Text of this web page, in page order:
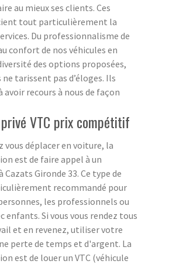
au mieux ses clients. Ces
tout particulièrement la
Du professionnalisme de
confort de nos véhicules en
des options proposées,
tarissent pas d’éloges. Ils
avoir recours à nous de façon
VTC prix compétitif
vous déplacer en voiture, la
est de faire appel à un
Cazats Gironde 33. Ce type de
recommandé pour
les professionnels ou
enfants. Si vous vous rendez tous
et en revenez, utiliser votre
perte de temps et d'argent. La
est de louer un VTC (véhicule